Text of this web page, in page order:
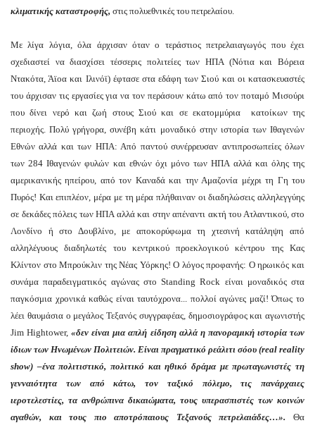
κλιματικής καταστροφής, στις πολυεθνικές του πετρελαίου.
Με λίγα λόγια, όλα άρχισαν όταν ο τεράστιος πετρελαιαγωγός που έχει
σχεδιαστεί να διασχίσει τέσσερις πολιτείες των ΗΠΑ (Νότια και Βόρεια
Ντακότα, Άϊοα και Ιλινόϊ) έφτασε στα εδάφη των Σιού και οι κατασκευαστές
του άρχισαν τις εργασίες για να τον περάσουν κάτω από τον ποταμό Μισούρι
που δίνει νερό και ζωή στους Σιού και σε εκατομμύρια κατοίκων της
περιοχής. Πολύ γρήγορα, συνέβη κάτι μοναδικό στην ιστορία των Ιθαγενών
Εθνών αλλά και των ΗΠΑ: Από παντού συνέρρευσαν αντιπροσωπείες όλων
των 284 Ιθαγενών φυλών και εθνών όχι μόνο των ΗΠΑ αλλά και όλης της
αμερικανικής ηπείρου, από τον Καναδά και την Αμαζονία μέχρι τη Γη του
Πυρός! Και επιπλέον, μέρα με τη μέρα πλήθαιναν οι διαδηλώσεις αλληλεγγύης
σε δεκάδες πόλεις των ΗΠΑ αλλά και στην απέναντι ακτή του Ατλαντικού, στο
Λονδίνο ή στο Δουβλίνο, με αποκορύφωμα τη χτεσινή κατάληψη από
αλληλέγυους διαδηλωτές του κεντρικού προεκλογικού κέντρου της Κας
Κλίντον στο Μπρούκλιν της Νέας Υόρκης! Ο λόγος προφανής: Ο ηρωικός και
συνάμα παραδειγματικός αγώνας στο Standing Rock είναι μοναδικός στα
παγκόσμια χρονικά καθώς είναι ταυτόχρονα... πολλοί αγώνες μαζί! Όπως το
λέει θαυμάσια ο μεγάλος Τεξανός συγγραφέας, δημοσιογράφος και αγωνιστής
Jim Hightower,«δεν είναι μια απλή είδηση αλλά η πανοραμική ιστορία των
ίδιων των Ηνωμένων Πολιτειών. Είναι πραγματικό ρεάλιτι σόου (real reality
show) –ένα πολιτιστικό, πολιτικό και ηθικό δράμα με πρωταγωνιστές τη
γενναιότητα των από κάτω, τον ταξικό πόλεμο, τις πανάρχαιες
ιεροτελεστίες, τα ανθρώπινα δικαιώματα, τους υπερασπιστές των κοινών
αγαθών, και τους πιο αποτρόπαιους Τεξανούς πετρελαιάδες…». Θα